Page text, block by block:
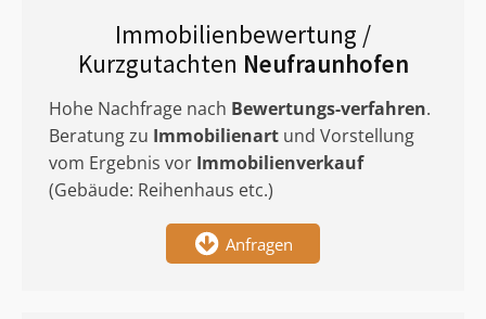
Immobilienbewertung /
Kurzgutachten Neufraunhofen
Hohe Nachfrage nach Bewertungs-verfahren.
Beratung zu Immobilienart und Vorstellung
vom Ergebnis vor Immobilienverkauf
(Gebäude: Reihenhaus etc.)
Anfragen